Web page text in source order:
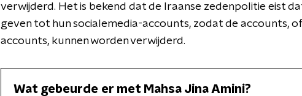
verwijderd. Het is bekend dat de Iraanse zedenpolitie eist
geven tot hun socialemedia-accounts, zodat de accounts,
accounts, kunnen worden verwijderd.
Wat gebeurde er met Mahsa Jina Amini?